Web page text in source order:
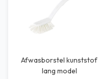
Afwasborstel kunststof
lang model